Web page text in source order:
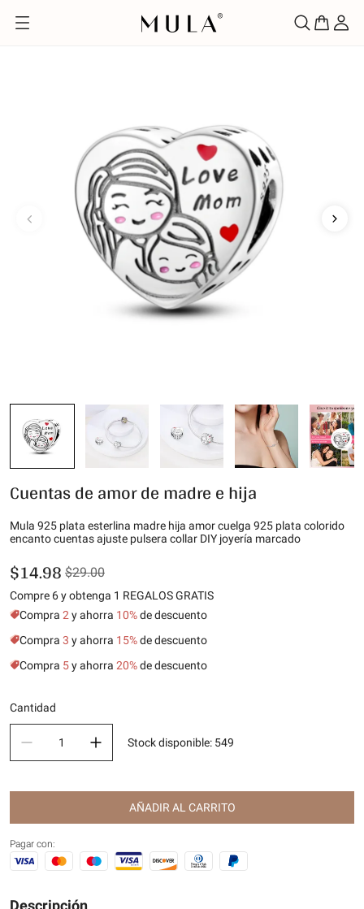
Cuentas de amor de madre e hija
Mula 925 plata esterlina madre hija amor cuelga 925 plata colorido
encanto cuentas ajuste pulsera collar DIY joyería marcado
$14.98 $29.00
Compre 6 y obtenga 1 REGALOS GRATIS
Compra 2 y ahorra 10%de descuento
Compra 3 y ahorra 15%de descuento
Compra 5y ahorra 20%de descuento
Cantidad
Stock disponible: 549
AÑADIR AL CARRITO
Pagar con:
Descripción